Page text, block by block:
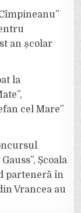
an școlar
la
cel Mare”
Școala
parteneră în
Vrancea au